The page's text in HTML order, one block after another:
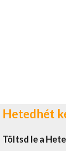
Hetedhét
Töltsd le a